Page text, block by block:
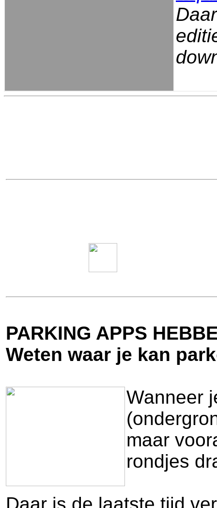
PARKING APPS
Weten waar je kan
Wanneer
maar
rondjes